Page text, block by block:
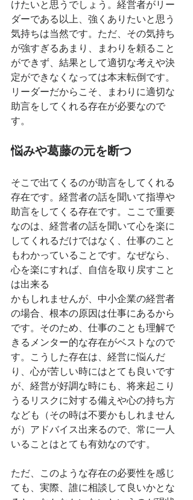
けたいと思うでしょう。経営者がリー
ダーである以上、強くありたいと思う
気持ちは当然です。ただ、その気持ち
が強すぎるあまり、まわりを頼ること
ができず、結果として適切な考えや決
定ができなくなっては本末転倒です。
リーダーだからこそ、まわりに適切な
助言をしてくれる存在が必要なので
す。
悩みや葛藤の元を断つ
そこで出てくるのが助言をしてくれる
存在です。経営者の話を聞いて指導や
助言をしてくる存在です。ここで重要
なのは、経営者の話を聞いて心を楽に
してくれるだけではなく、仕事のこと
もわかっていることです。なぜなら、
心を楽にすれば、自信を取り戻すこと
は出来る
かもしれませんが、中小企業の経営者
の場合、根本の原因は仕事にあるから
です。そのため、仕事のことも理解で
きるメンター的な存在がベストなので
す。こうした存在は、経営に悩んだ
り、心が苦しい時にはとても良いです
が、経営が好調な時にも、将来起こり
うるリスクに対する備えや心の持ち方
なども（その時は不要かもしれません
が）アドバイス出来るので、常に一人
いることはとても有効なのです。
ただ、このような存在の必要性を感じ
ても、実際、誰に相談して良いかとな